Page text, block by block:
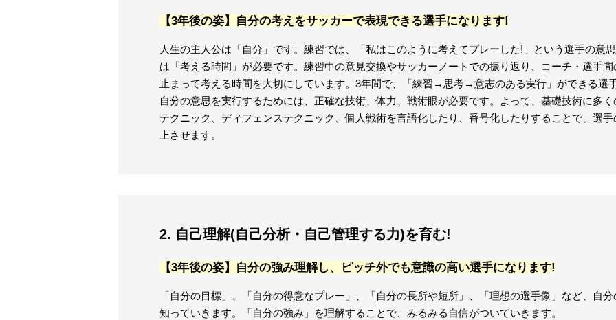
【3年後の姿】自分の考えをサッカーで表現できる選手になります!
人生の主人公は「自分」です。練習では、「私はこのように考えてプレーした!」という選手の意
は「考える時間」が必要です。練習中の意見交換やサッカーノートでの振り返り、コーチ・選手
止まって考える時間を大切にしています。3年間で、「練習→思考→意志のある実行」ができる選
自分の意思を実行するためには、正確な技術、体力、戦術眼が必要です。よって、基礎技術に多
テクニック、ディフェンステクニック、個人戦術を言語化したり、番号化したりすることで、選
上させます。
2. 自己理解(自己分析・自己管理する力)を育む!
【3年後の姿】自分の強み理解し、ピッチ外でも意識の高い選手になります!
「自分の目標」、「自分の得意なプレー」、「自分の長所や短所」、「理想の選手像」など、自
知っていきます。「自分の強み」を理解することで、みるみる自信がついていきます。